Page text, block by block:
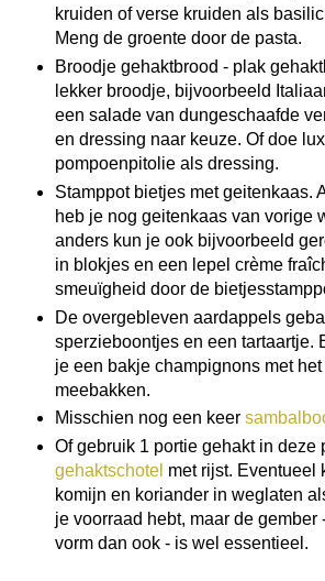
kruiden of verse kruiden als
Meng de groente door de pasta.
Broodje gehaktbrood - plak
lekker broodje, bijvoorbeeld
een salade van dungeschaafde
en dressing naar keuze. Of doe
pompoenpitolie als dressing.
Stamppot bietjes met geitenkaas.
heb je nog geitenkaas van vorige
anders kun je ook bijvoorbeeld
in blokjes en een lepel crème
smeuïgheid door de
De overgebleven aardappels
sperzieboontjes en een tartaartje.
je een bakje champignons met het
meebakken.
Misschien nog een keer
Of gebruik 1 portie gehakt in deze
gehaktschotel met rijst. Eventueel
komijn en koriander in weglaten
je voorraad hebt, maar de gember
vorm dan ook - is wel essentieel.